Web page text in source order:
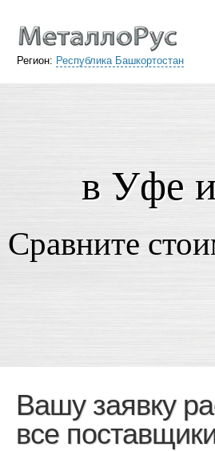
Регион: Республика Башкортостан
в Уфе
Сравните
Вашу заявку
все